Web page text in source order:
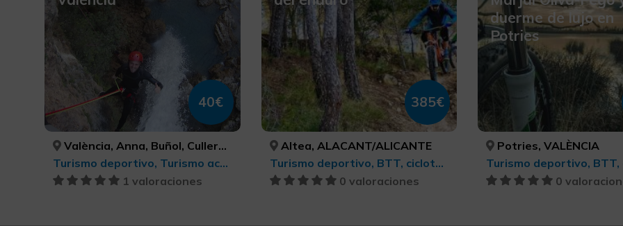
40€
València, Anna, Buñol, Cullera, Millares, Tavernes de la Valldigna, VALÈNCIA, VALÈNCIA, VALÈNCIA, VALÈNCIA, VALÈNCIA, VALÈNCIA
Turismo deportivo, Turismo activo-aventura
1 valoraciones
385€
Altea, ALACANT/ALICANTE
Turismo deportivo, BTT, cicloturismo y ciclismo
0 valoraciones
duerme de lujo en
Potries
Potries, VALÈNCIA
0